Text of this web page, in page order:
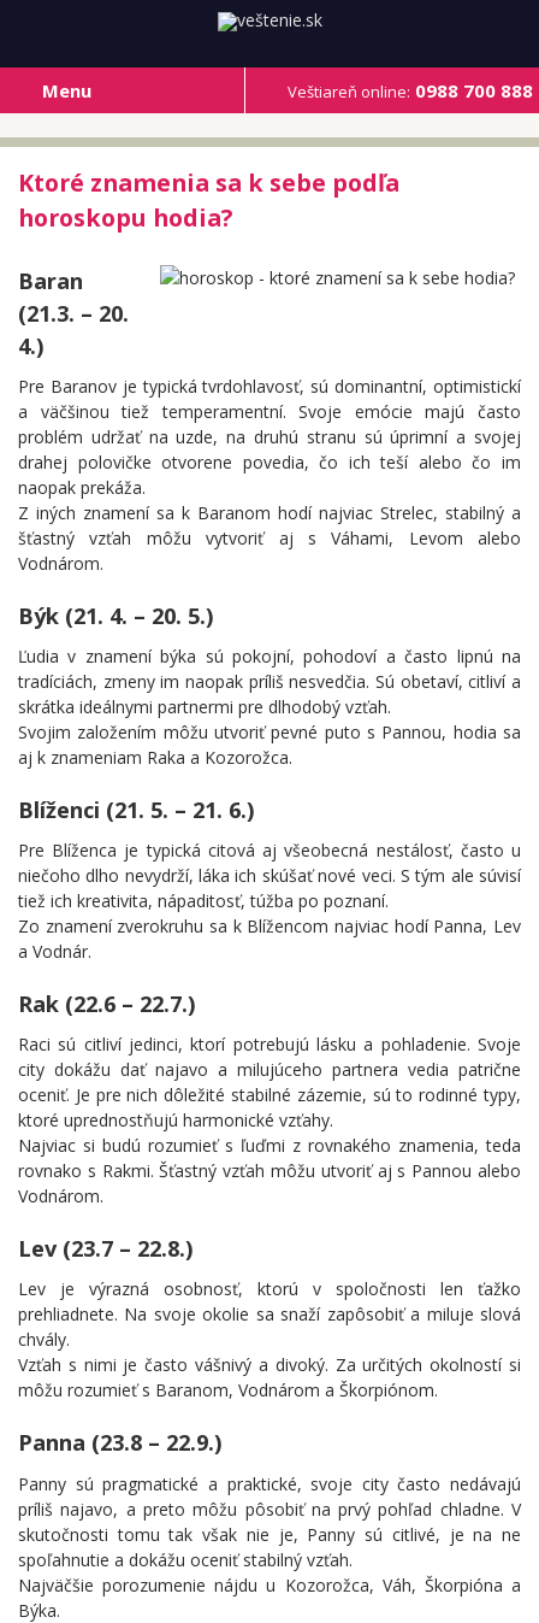
Veštiareň online: 0988 700 888
Menu
Ktoré znamenia sa k sebe podľa
horoskopu hodia?
Baran
(21.3. – 20.
4.)
Pre Baranov je typická tvrdohlavosť, sú dominantní, optimistickí
a väčšinou tiež temperamentní. Svoje emócie majú často
problém udržať na uzde, na druhú stranu sú úprimní a svojej
drahej polovičke otvorene povedia, čo ich teší alebo čo im
naopak prekáža.
Z iných znamení sa k Baranom hodí najviac Strelec, stabilný a
šťastný vzťah môžu vytvoriť aj s Váhami, Levom alebo
Vodnárom.
Býk (21. 4. – 20. 5.)
Ľudia v znamení býka sú pokojní, pohodoví a často lipnú na
tradíciách, zmeny im naopak príliš nesvedčia. Sú obetaví, citliví a
skrátka ideálnymi partnermi pre dlhodobý vzťah.
Svojim založením môžu utvoriť pevné puto s Pannou, hodia sa
aj k znameniam Raka a Kozorožca.
Blíženci (21. 5. – 21. 6.)
Pre Blíženca je typická citová aj všeobecná nestálosť, často u
niečoho dlho nevydrží, láka ich skúšať nové veci. S tým ale súvisí
tiež ich kreativita, nápaditosť, túžba po poznaní.
Zo znamení zverokruhu sa k Blížencom najviac hodí Panna, Lev
a Vodnár.
Rak (22.6 – 22.7.)
Raci sú citliví jedinci, ktorí potrebujú lásku a pohladenie. Svoje
city dokážu dať najavo a milujúceho partnera vedia patrične
oceniť. Je pre nich dôležité stabilné zázemie, sú to rodinné typy,
ktoré uprednostňujú harmonické vzťahy.
Najviac si budú rozumieť s ľuďmi z rovnakého znamenia, teda
rovnako s Rakmi. Šťastný vzťah môžu utvoriť aj s Pannou alebo
Vodnárom.
Lev (23.7 – 22.8.)
Lev je výrazná osobnosť, ktorú v spoločnosti len ťažko
prehliadnete. Na svoje okolie sa snaží zapôsobiť a miluje slová
chvály.
Vzťah s nimi je často vášnivý a divoký. Za určitých okolností si
môžu rozumieť s Baranom, Vodnárom a Škorpiónom.
Panna (23.8 – 22.9.)
Panny sú pragmatické a praktické, svoje city často nedávajú
príliš najavo, a preto môžu pôsobiť na prvý pohľad chladne. V
skutočnosti tomu tak však nie je, Panny sú citlivé, je na ne
spoľahnutie a dokážu oceniť stabilný vzťah.
Najväčšie porozumenie nájdu u Kozorožca, Váh, Škorpióna a
Býka.